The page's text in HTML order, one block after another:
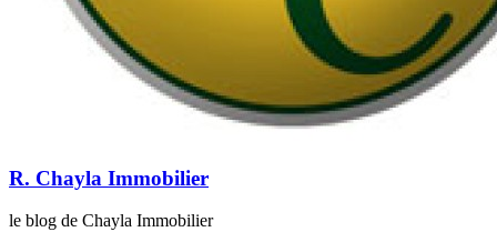
R. Chayla Immobilier
le blog de Chayla Immobilier